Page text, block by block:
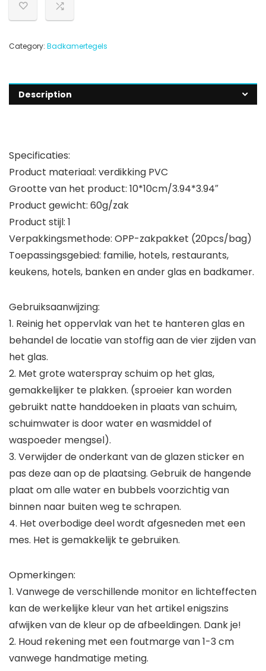
Category: Badkamertegels
Description
Specificaties:
Product materiaal: verdikking PVC
Grootte van het product: 10*10cm/3.94*3.94″
Product gewicht: 60g/zak
Product stijl: 1
Verpakkingsmethode: OPP-zakpakket (20pcs/bag)
Toepassingsgebied: familie, hotels, restaurants,
keukens, hotels, banken en ander glas en badkamer.
Gebruiksaanwijzing:
1. Reinig het oppervlak van het te hanteren glas en
behandel de locatie van stoffig aan de vier zijden van
het glas.
2. Met grote waterspray schuim op het glas,
gemakkelijker te plakken. (sproeier kan worden
gebruikt natte handdoeken in plaats van schuim,
schuimwater is door water en wasmiddel of
waspoeder mengsel).
3. Verwijder de onderkant van de glazen sticker en
pas deze aan op de plaatsing. Gebruik de hangende
plaat om alle water en bubbels voorzichtig van
binnen naar buiten weg te schrapen.
4. Het overbodige deel wordt afgesneden met een
mes. Het is gemakkelijk te gebruiken.
Opmerkingen:
1. Vanwege de verschillende monitor en lichteffecten
kan de werkelijke kleur van het artikel enigszins
afwijken van de kleur op de afbeeldingen. Dank je!
2. Houd rekening met een foutmarge van 1-3 cm
vanwege handmatige meting.